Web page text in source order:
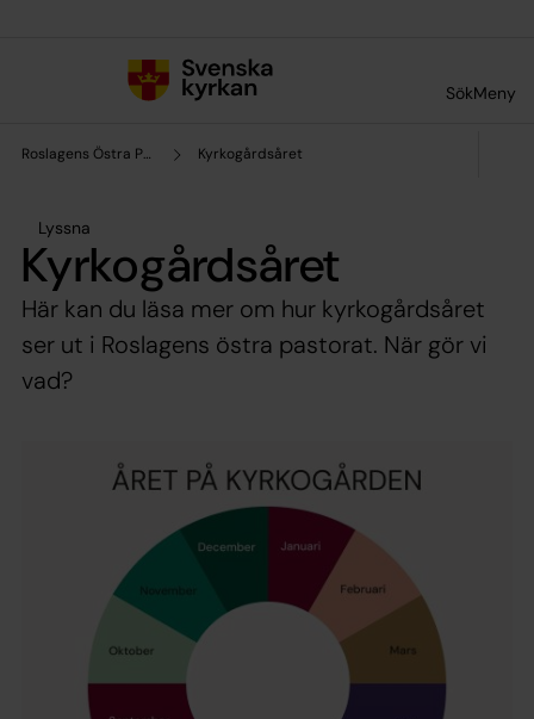
SökMeny
Roslagens Östra Pastorat Kyrkogårdsåret
Lyssna
Kyrkogårdsåret
Här kan du läsa mer om hur kyrkogårdsåret
ser ut i Roslagens östra pastorat. När gör vi
vad?